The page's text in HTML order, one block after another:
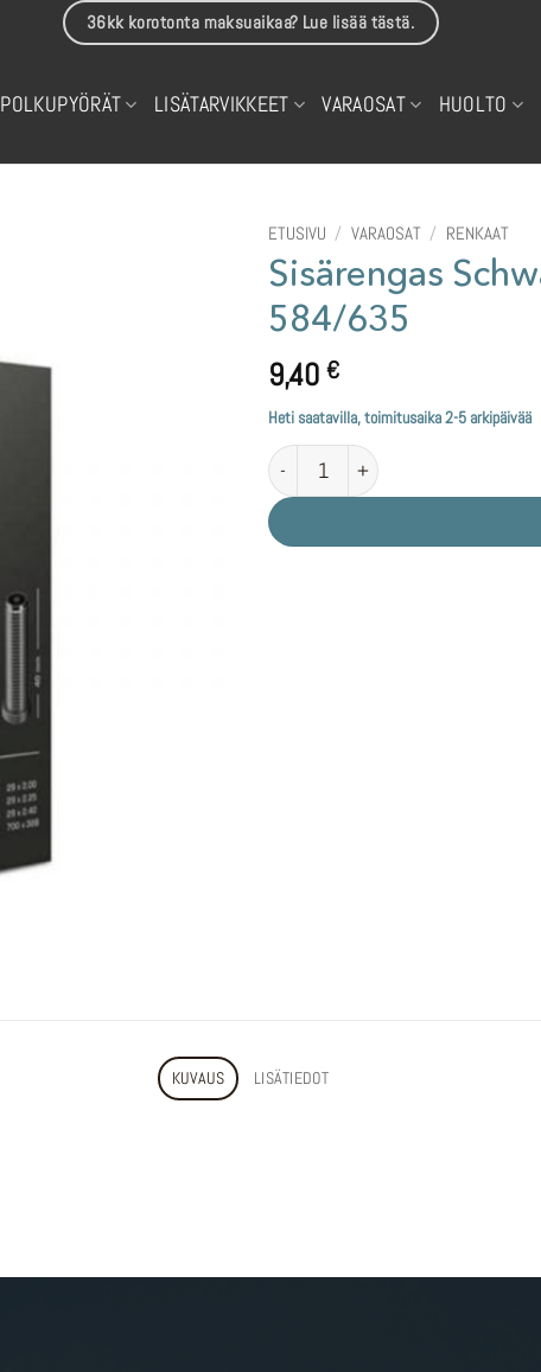
36kk korotonta maksuaikaa? Lue lisää tästä.
POLKUPYÖRÄT LISÄTARVIKKEET VARAOSAT HUOLTO
ETUSIVU / VARAOSAT / RENKAAT
Sisärengas
584/635
9,40 €
Heti saatavilla, toimitusaika 2-5 arkipäivää
Sisärengas Schwalbe AV 29/28/
KUVAUS LISÄTIEDOT